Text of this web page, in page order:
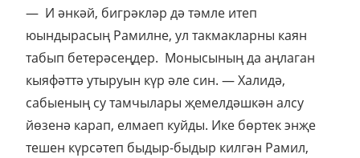
— И әнкәй, бигрәкләр дә тәмле итеп
юындырасың Рамилне, ул такмакларны каян
табып бетерәсеңдер. Монысының да аңлаган
кыяфәттә утыруын күр әле син. — Халидә,
сабыеның су тамчылары җемелдәшкән алсу
йөзенә карап, елмаеп куйды. Ике бөртек энҗе
тешен күрсәтеп быдыр-быдыр килгән Рамил,